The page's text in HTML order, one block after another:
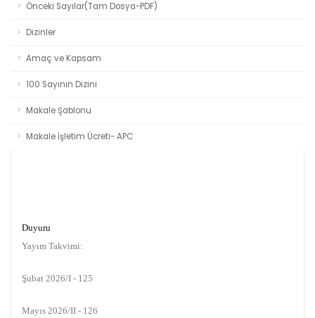
Önceki Sayılar(Tam Dosya-PDF)
Dizinler
Amaç ve Kapsam
100 Sayının Dizini
Makale Şablonu
Makale İşletim Ücreti- APC
Duyuru
Yayım Takvimi:
Şubat 2026/I - 125
Mayıs 2026/II - 126